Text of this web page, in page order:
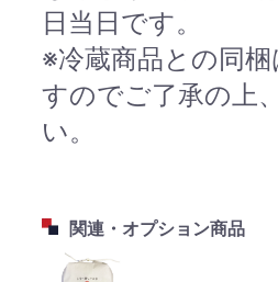
日当日です。
※冷蔵商品との同梱
すのでご了承の上
い。
関連・オプション商品